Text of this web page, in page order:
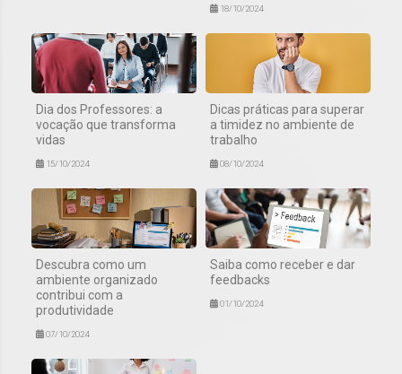
18/10/2024
Dia dos Professores: a
vocação que transforma
vidas
15/10/2024
Dicas práticas para superar
a timidez no ambiente de
trabalho
08/10/2024
Descubra como um
ambiente organizado
contribui com a
produtividade
07/10/2024
Saiba como receber e dar
feedbacks
01/10/2024